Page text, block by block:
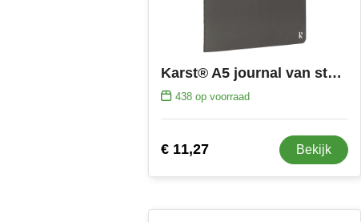
Karst® A5 journal van steenpapier twin pack
438op voorraad
€ 11,27 Bekijk